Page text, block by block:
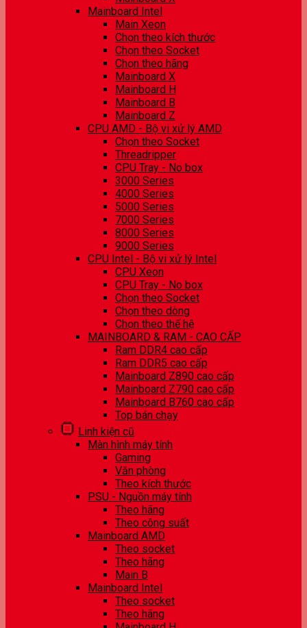
Mainboard Intel
Main Xeon
Chọn theo kích thước
Chọn theo Socket
Chọn theo hãng
Mainboard X
Mainboard H
Mainboard B
Mainboard Z
CPU AMD - Bộ vi xử lý AMD
Chọn theo Socket
Threadripper
CPU Tray - No box
3000 Series
4000 Series
5000 Series
7000 Series
8000 Series
9000 Series
CPU Intel - Bộ vi xử lý Intel
CPU Xeon
CPU Tray - No box
Chọn theo Socket
Chọn theo dòng
Chọn theo thế hệ
MAINBOARD & RAM - CAO CẤP
Ram DDR4 cao cấp
Ram DDR5 cao cấp
Mainboard Z890 cao cấp
Mainboard Z790 cao cấp
Mainboard B760 cao cấp
Top bán chạy
Linh kiện cũ
Màn hình máy tính
Gaming
Văn phòng
Theo kích thước
PSU - Nguồn máy tính
Theo hãng
Theo công suất
Mainboard AMD
Theo socket
Theo hãng
Main B
Mainboard Intel
Theo socket
Theo hãng